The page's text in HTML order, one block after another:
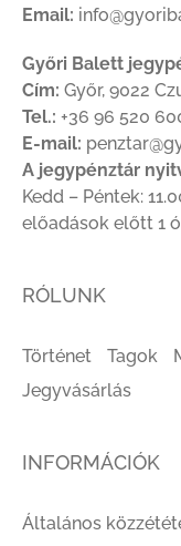
Email:
Győri Balett
Cím: Győr, 9022
Tel.: +36 96 520
E-mail:
A jegypénztár
Kedd – Péntek:
előadások előtt 1
RÓLUNK
Történet Tagok
Jegyvásárlás
INFORMÁCIÓK
Általános